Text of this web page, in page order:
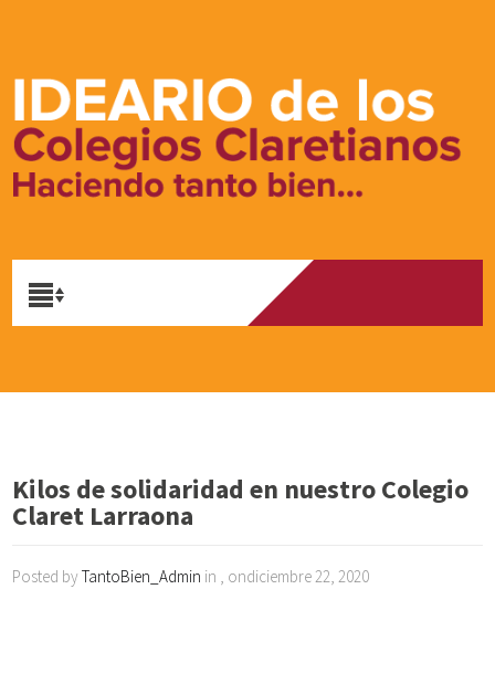
Kilos de solidaridad en nuestro Colegio
Claret Larraona
Posted byTantoBien_Admin in , ondiciembre 22, 2020